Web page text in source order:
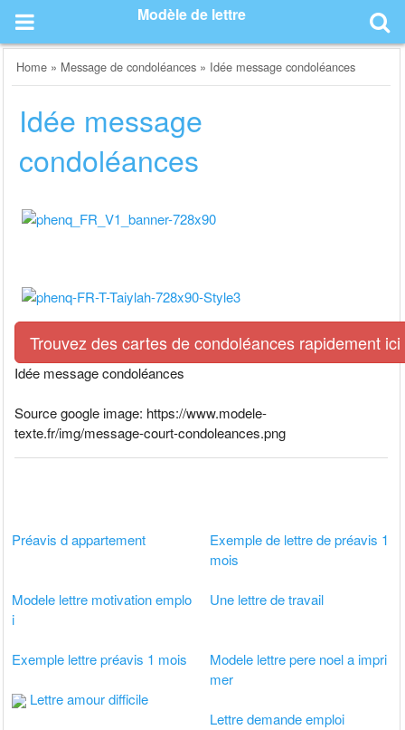
content
Modèle de lettre
Home » Message de condoléances » Idée message condoléances
Idée message
condoléances
Trouvez des cartes de condoléances rapidement ici
Idée message condoléances
Source google image: https://www.modele-
texte.fr/img/message-court-condoleances.png
Préavis d appartement
Exemple de lettre de préavis 1
mois
Modele lettre motivation emplo
i
Une lettre de travail
Exemple lettre préavis 1 mois
Modele lettre pere noel a impri
mer
Lettre amour difficile
Lettre demande emploi